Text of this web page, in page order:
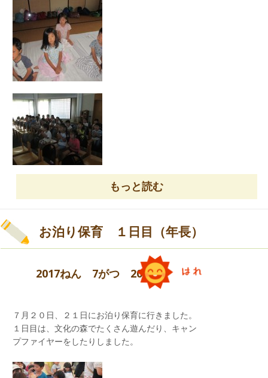
初めてのプール遊びにビックリして泣いていた子
どもも最後はにっこりになりました。
楽しかったね！
もっと読む
お泊り保育 １日目（年長）
2017ねん 7がつ 20にち
７月２０日、２１日にお泊り保育に行きました。
１日目は、文化の森でたくさん遊んだり、キャン
プファイヤーをしたりしました。